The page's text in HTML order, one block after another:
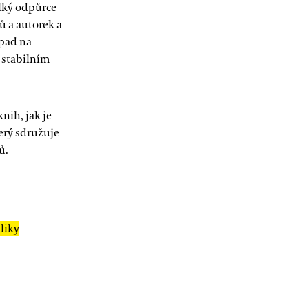
odpůrce
a autorek a
na
stabilním
jak je
sdružuje